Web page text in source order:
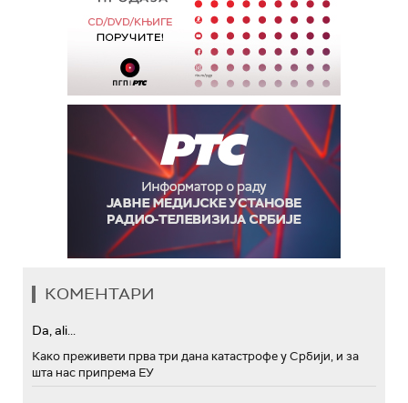
КОМЕНТАРИ
Da, ali...
Како преживети прва три дана катастрофе у Србији, и за
шта нас припрема ЕУ